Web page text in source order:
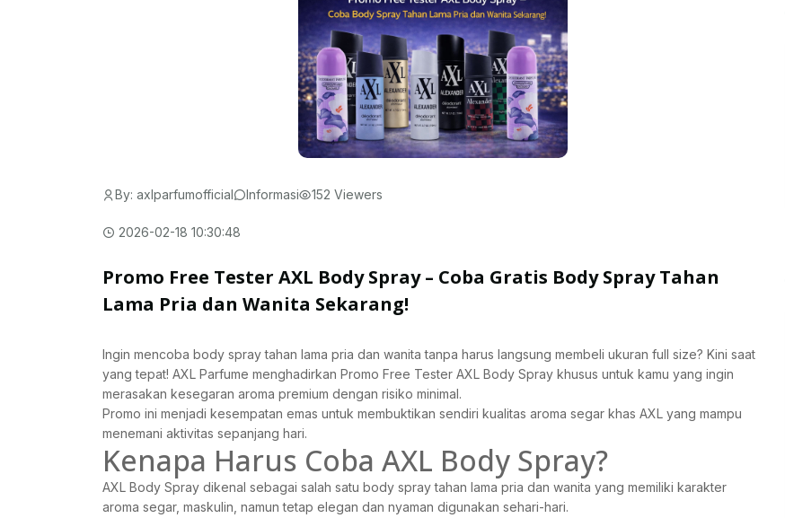
By: axlparfumofficial Informasi 152 Viewers
2026-02-18 10:30:48
Promo Free Tester AXL Body Spray – Coba Gratis Body Spray Tahan
Lama Pria dan Wanita Sekarang!
Ingin mencoba body spray tahan lama pria dan wanita tanpa harus langsung membeli ukuran full size? Kini saat
yang tepat! AXL Parfume menghadirkan Promo Free Tester AXL Body Spray khusus untuk kamu yang ingin
merasakan kesegaran aroma premium dengan risiko minimal.
Promo ini menjadi kesempatan emas untuk membuktikan sendiri kualitas aroma segar khas AXL yang mampu
menemani aktivitas sepanjang hari.
Kenapa Harus Coba AXL Body Spray?
AXL Body Spray dikenal sebagai salah satu body spray tahan lama pria dan wanita yang memiliki karakter
aroma segar, maskulin, namun tetap elegan dan nyaman digunakan sehari-hari.